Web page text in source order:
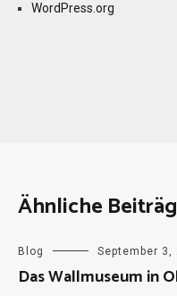
WordPress.org
Ähnliche
Blog September 3,
Das Wallmuseum in